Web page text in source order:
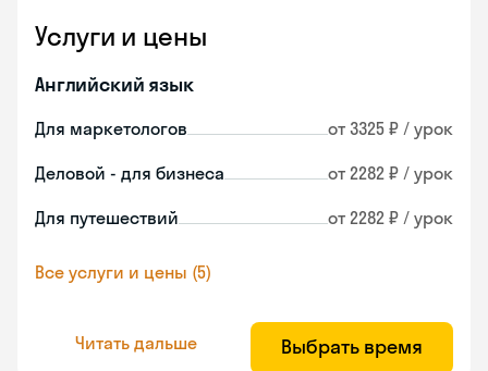
Услуги и цены
Английский язык
Для маркетологов от 3325 ₽ / урок
Деловой - для бизнеса от 2282 ₽ / урок
Для путешествий от 2282 ₽ / урок
Все услуги и цены (5)
Читать дальше Выбрать время